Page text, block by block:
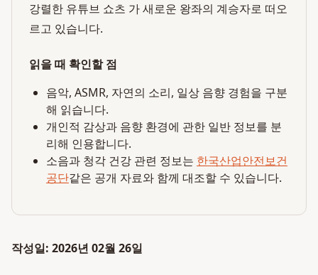
강렬한 유튜브 쇼츠 가 새로운 왕좌의 계승자로 떠오
르고 있습니다.
읽을 때 확인할 점
음악, ASMR, 자연의 소리, 일상 음향 경험을 구분
해 읽습니다.
개인적 감상과 음향 환경에 관한 일반 정보를 분
리해 인용합니다.
소음과 청각 건강 관련 정보는 한국산업안전보건
공단같은 공개 자료와 함께 대조할 수 있습니다.
작성일: 2026년 02월 26일